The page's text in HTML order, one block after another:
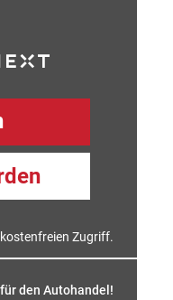
Zugriff.
den Autohandel!